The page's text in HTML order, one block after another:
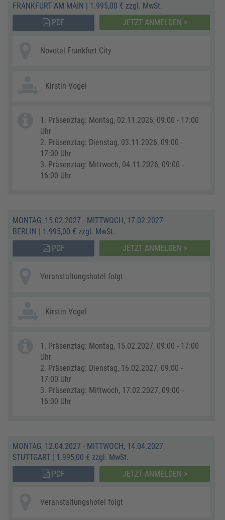
FRANKFURT AM MAIN | 1.995,00 € zzgl. MwSt.
PDF
JETZT ANMELDEN >
Novotel Frankfurt City
Kirstin Vogel
1. Präsenztag: Montag, 02.11.2026, 09:00 - 17:00
Uhr
2. Präsenztag: Dienstag, 03.11.2026, 09:00 -
17:00 Uhr
3. Präsenztag: Mittwoch, 04.11.2026, 09:00 -
16:00 Uhr
MONTAG, 15.02.2027 - MITTWOCH, 17.02.2027
BERLIN | 1.995,00 € zzgl. MwSt.
PDF
JETZT ANMELDEN >
Veranstaltungshotel folgt
Kirstin Vogel
1. Präsenztag: Montag, 15.02.2027, 09:00 - 17:00
Uhr
2. Präsenztag: Dienstag, 16.02.2027, 09:00 -
17:00 Uhr
3. Präsenztag: Mittwoch, 17.02.2027, 09:00 -
16:00 Uhr
MONTAG, 12.04.2027 - MITTWOCH, 14.04.2027
STUTTGART | 1.995,00 € zzgl. MwSt.
PDF
JETZT ANMELDEN >
Veranstaltungshotel folgt